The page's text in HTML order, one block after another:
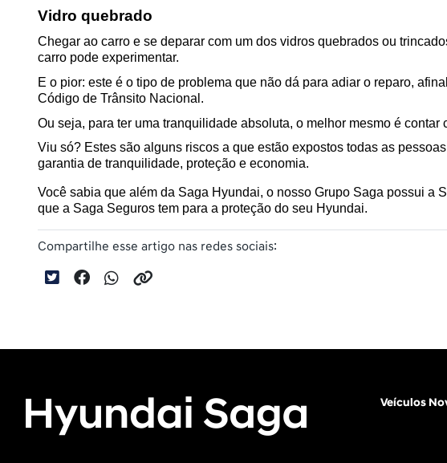
Vidro quebrado
Chegar ao carro e se deparar com um dos vidros quebrados ou
carro pode experimentar.
E o pior: este é o tipo de problema que não dá para adiar o reparo,
Código de Trânsito Nacional.
Ou seja, para ter uma tranquilidade absoluta, o melhor mesmo é
Viu só? Estes são alguns riscos a que estão expostos todas as
garantia de tranquilidade, proteção e economia.
Você sabia que além da Saga Hyundai, o nosso Grupo Saga possui a
que a Saga Seguros tem para a proteção do seu Hyundai.
Compartilhe esse artigo nas redes sociais:
Veículos